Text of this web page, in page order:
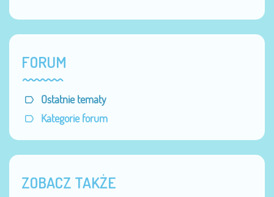
FORUM
Ostatnie tematy
Kategorie forum
ZOBACZ TAKŻE